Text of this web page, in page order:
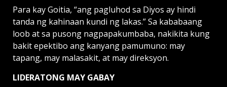
Para kay Goitia, “ang pagluhod sa Diyos ay hindi
tanda ng kahinaan kundi ng lakas.” Sa kababaang
loob at sa pusong nagpapakumbaba, nakikita kung
bakit epektibo ang kanyang pamumuno: may
tapang, may malasakit, at may direksyon.
LIDERATONG MAY GABAY